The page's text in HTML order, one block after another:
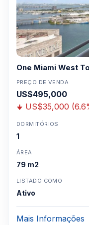
One Miami West
PREÇO DE VENDA
US$495,000
US$35,000
DORMITÓRIOS
1
ÁREA
79 m2
LISTADO COMO
Ativo
Mais Informações